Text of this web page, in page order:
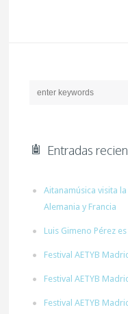
Entradas
Aitanamúsica visita
Alemania y Francia
Luis Gimeno Pérez
Festival AETYB
Festival AETYB
Festival AETYB